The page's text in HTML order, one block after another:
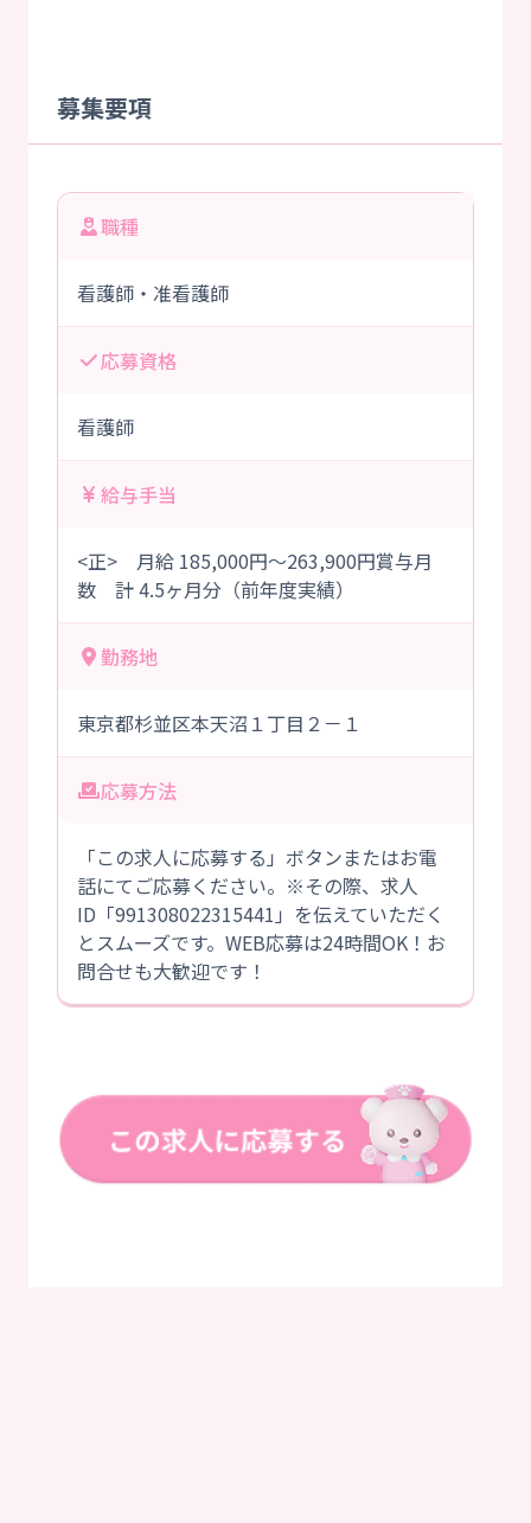
募集要項
職種
看護師・准看護師
応募資格
看護師
給与手当
<正> 月給 185,000円～263,900円賞与月
数 計 4.5ヶ月分（前年度実績）
勤務地
東京都杉並区本天沼１丁目２－１
応募方法
「この求人に応募する」ボタンまたはお電
話にてご応募ください。※その際、求人
ID「991308022315441」を伝えていただく
とスムーズです。WEB応募は24時間OK！お
問合せも大歓迎です！